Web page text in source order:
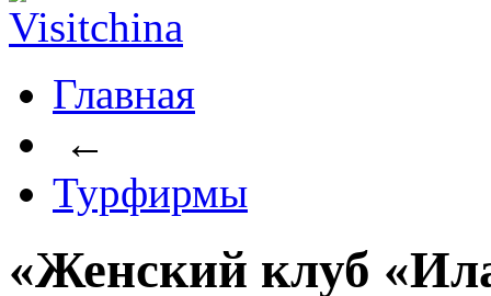
Главная
←
Турфирмы
«Женский клуб